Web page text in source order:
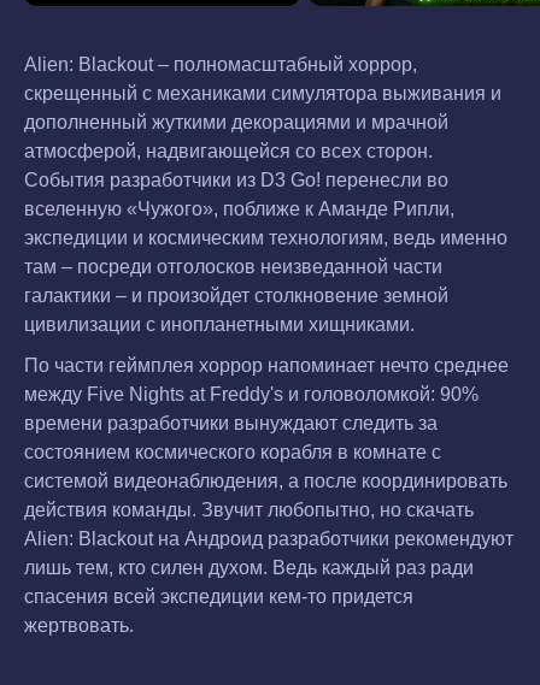
Alien: Blackout – полномасштабный хоррор,
скрещенный с механиками симулятора выживания и
дополненный жуткими декорациями и мрачной
атмосферой, надвигающейся со всех сторон.
События разработчики из D3 Go! перенесли во
вселенную «Чужого», поближе к Аманде Рипли,
экспедиции и космическим технологиям, ведь именно
там – посреди отголосков неизведанной части
галактики – и произойдет столкновение земной
цивилизации с инопланетными хищниками.
По части геймплея хоррор напоминает нечто среднее
между Five Nights at Freddy's и головоломкой: 90%
времени разработчики вынуждают следить за
состоянием космического корабля в комнате с
системой видеонаблюдения, а после координировать
действия команды. Звучит любопытно, но скачать
Alien: Blackout на Андроид разработчики рекомендуют
лишь тем, кто силен духом. Ведь каждый раз ради
спасения всей экспедиции кем-то придется
жертвовать.